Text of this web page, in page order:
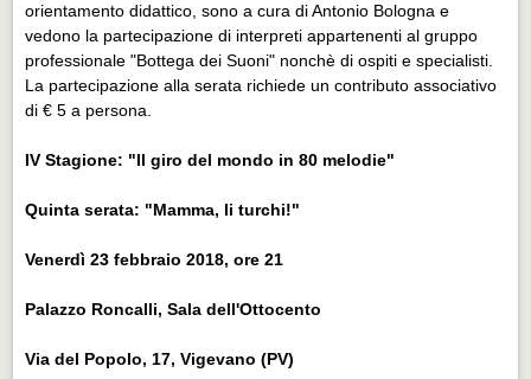
orientamento didattico, sono a cura di Antonio Bologna e
vedono la partecipazione di interpreti appartenenti al gruppo
professionale "Bottega dei Suoni" nonchè di ospiti e specialisti.
La partecipazione alla serata richiede un contributo associativo
di € 5 a persona.
IV Stagione: "Il giro del mondo in 80 melodie"
Quinta serata: "Mamma, li turchi!"
Venerdì 23 febbraio 2018,ore 21
Palazzo Roncalli, Sala dell'Ottocento
Via del Popolo, 17, Vigevano (PV)